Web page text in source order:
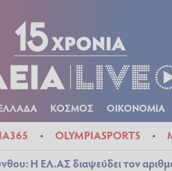
ΚΟΣΜΟΣ ΟΙΚΟΝΟΜΙΑ
OLYMPIASPORTS
Η ΕΛ.ΑΣ διαψεύδει τον